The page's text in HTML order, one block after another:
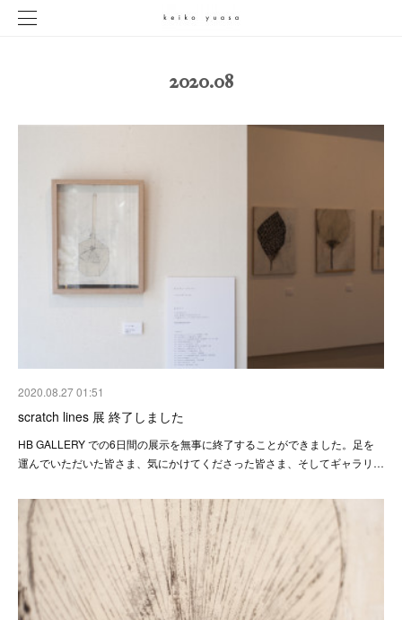
2020.08
2020.08.27 01:51
scratch lines 展 終了しました
HB GALLERY での6日間の展示を無事に終了することができました。足を
運んでいただいた皆さま、気にかけてくださった皆さま、そしてギャラリ…